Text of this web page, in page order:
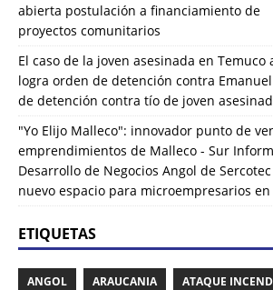
abierta postulación a financiamiento de
proyectos comunitarios
El caso de la joven asesinada en Temuco
logra orden de detención contra
de detención contra tío de joven
"Yo Elijo Malleco": innovador punto de
emprendimientos de Malleco - Sur
Desarrollo de Negocios Angol de
nuevo espacio para microempresarios en
ETIQUETAS
ANGOL ARAUCANIA ATAQUE